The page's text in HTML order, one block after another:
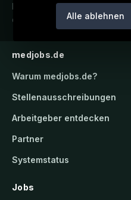
Alle ablehnen
Karriereportal.Ein Service der
candidatis GmbH.
medjobs.de
Warum medjobs.de?
Stellenausschreibungen
Arbeitgeber entdecken
Partner
Systemstatus
Jobs